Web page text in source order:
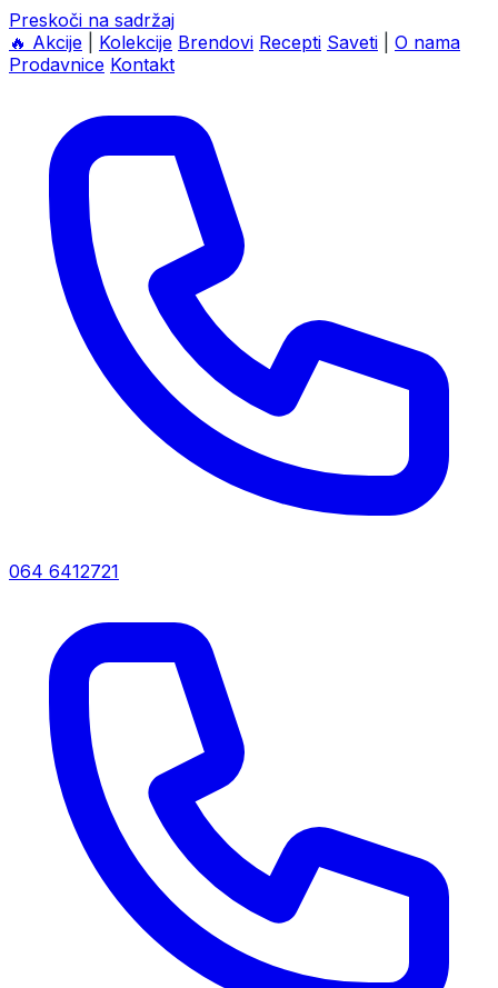
Preskoči na sadržaj
🔥 Akcije Kolekcije Brendovi Recepti Saveti
O nama
Prodavnice Kontakt
064 6412721